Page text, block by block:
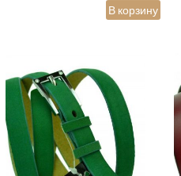
В корзину